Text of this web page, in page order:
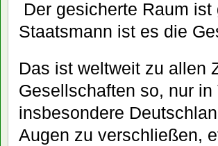
Der gesicherte Raum
Staatsmann ist es die
Das ist weltweit zu allen
Gesellschaften so, nur
insbesondere
Augen zu verschließen,